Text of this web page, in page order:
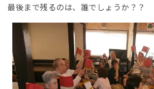
最後まで残るのは、誰でしょうか？？